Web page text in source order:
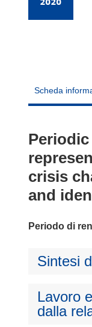
Scheda
crisis
and
Periodo di
Sintesi
Lavoro
dalla